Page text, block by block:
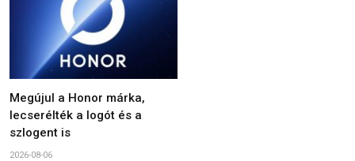
Megújul a Honor márka,
lecserélték a logót és a
szlogent is
2026-08-06